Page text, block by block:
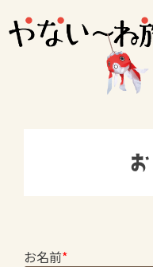
お名前*